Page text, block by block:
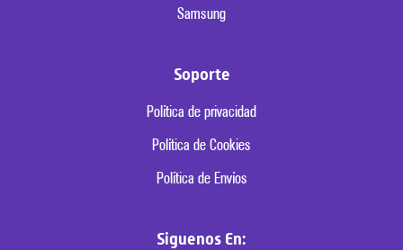
Samsung
Soporte
Política de privacidad
Política de Cookies
Política de Envíos
Siguenos En: